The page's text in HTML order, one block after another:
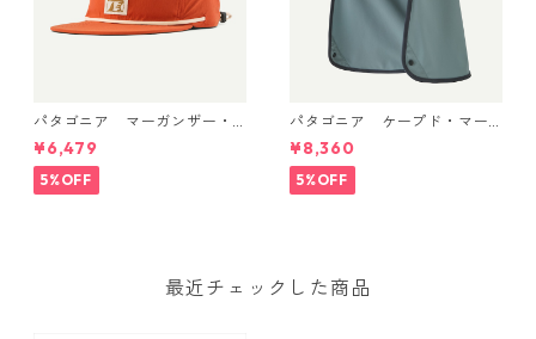
パタゴニア マーガンザー・
ハット Mother Rays: Coal
Orange 33482
¥6,479
5%OFF
パタゴニア ケープド・マー
ガンザー・ハット Smolder
Blue 33570
¥8,360
5%OFF
最近チェックした商品